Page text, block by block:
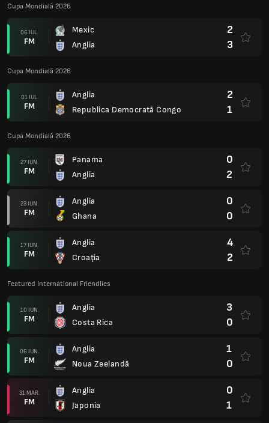
Cupa Mondială 2026
06 IUL.
FM
Mexic
Anglia
2
3
Cupa Mondială 2026
01 IUL.
FM
Anglia
Republica Democrată Congo
2
1
Cupa Mondială 2026
27 IUN.
FM
Panama
Anglia
0
2
23 IUN.
FM
Anglia
Ghana
0
0
17 IUN.
FM
Anglia
Croaţia
4
2
Featured International Friendlies
10 IUN.
FM
Anglia
Costa Rica
3
0
06 IUN.
FM
Anglia
Noua Zeelandă
1
0
31 MAR.
FM
Anglia
Japonia
0
1